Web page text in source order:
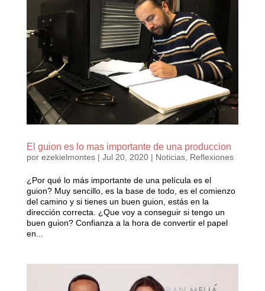
El guion es lo mas importante de una produccion
por ezekielmontes| Jul 20, 2020| Noticias, Reflexiones
¿Por qué lo más importante de una película es el
guion? Muy sencillo, es la base de todo, es el comienzo
del camino y si tienes un buen guion, estás en la
dirección correcta. ¿Que voy a conseguir si tengo un
buen guion? Confianza a la hora de convertir el papel
en...